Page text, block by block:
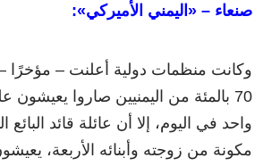
صنعاء – «اليمني الأميركي»:
وكانت منظمات دولية أعلنت –
70 بالمئة من اليمنيين صاروا
واحد في اليوم، إلا أن عائلة قائد
مكونة من زوجته وأبنائه الأربعة،